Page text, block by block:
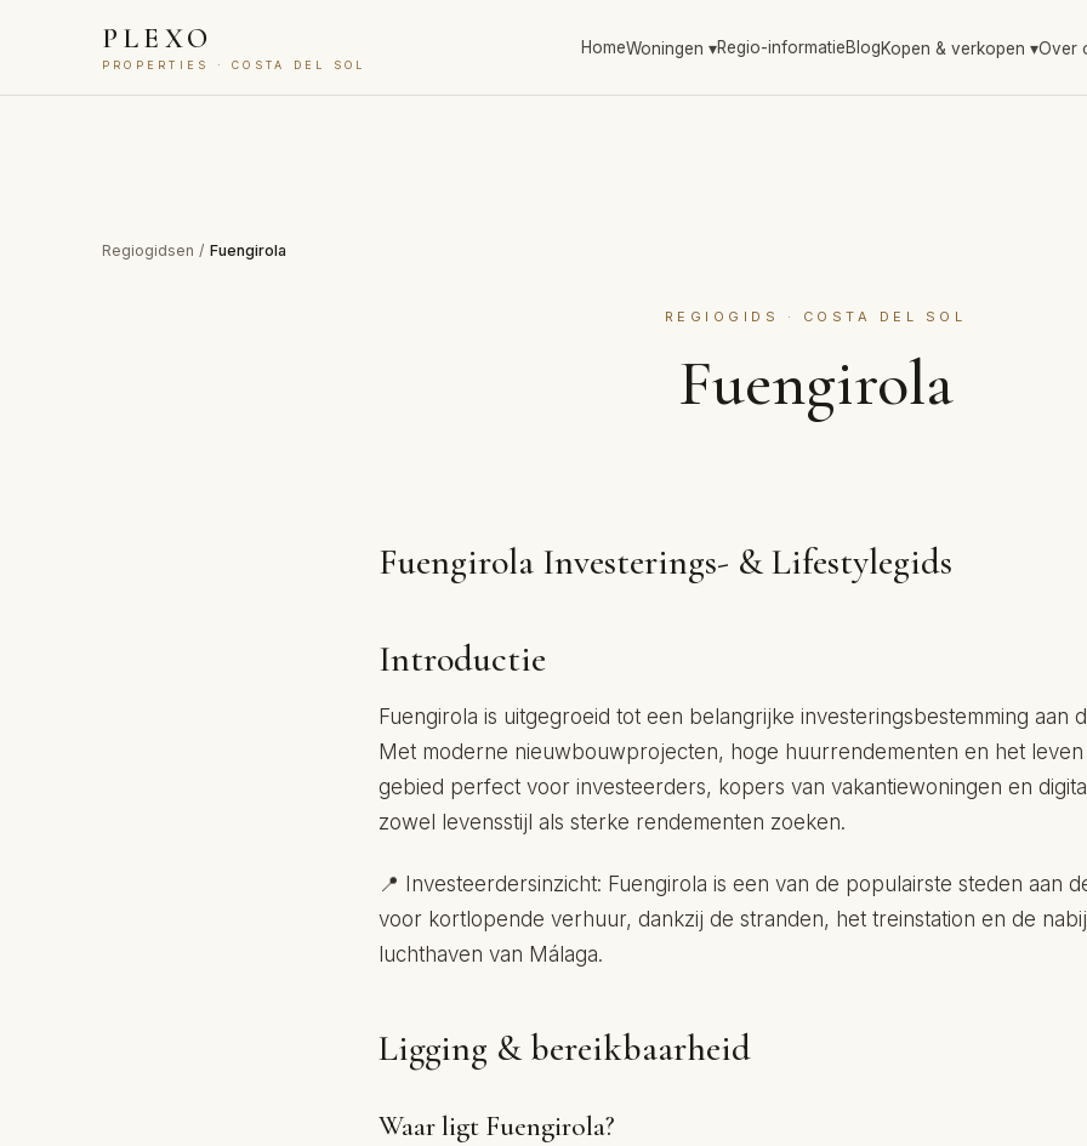
PLEXO
PROPERTIES · COSTA DEL SOL
HomeWoningen ▾Regio-informatieBlogKopen & verkopen ▾Over
Regiogidsen / Fuengirola
REGIOGIDS · COSTA DEL SOL
Fuengirola
Fuengirola Investerings- & Lifestylegids
Introductie
Fuengirola is uitgegroeid tot een belangrijke investeringsbestemming aan
Met moderne nieuwbouwprojecten, hoge huurrendementen en het leven
gebied perfect voor investeerders, kopers van vakantiewoningen en
zowel levensstijl als sterke rendementen zoeken.
📍 Investeerdersinzicht: Fuengirola is een van de populairste steden aan
voor kortlopende verhuur, dankzij de stranden, het treinstation en de
luchthaven van Málaga.
Ligging & bereikbaarheid
Waar ligt Fuengirola?